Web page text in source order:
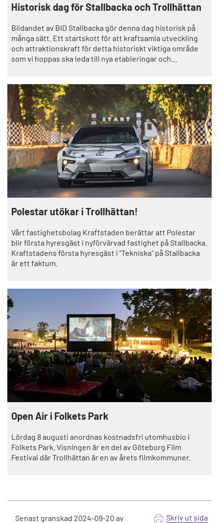
Historisk dag för Stallbacka och Trollhättan
Bildandet av BID Stallbacka gör denna dag historisk på
många sätt. Ett startskott för att kraftsamla utveckling
och attraktionskraft för detta historiskt viktiga område
som vi hoppas ska leda till nya etableringar och
Polestar utökar i Trollhättan!
Vårt fastighetsbolag Kraftstaden berättar att Polestar
blir första hyresgäst i nyförvärvad fastighet på Stallbacka.
Kraftstadens första hyresgäst i ”Tekniska” på Stallbacka
är ett faktum.
Open Air i Folkets Park
Lördag 8 augusti anordnas kostnadsfri utomhusbio i
Folkets Park. Visningen är en del av Göteborg Film
Festival där Trollhättan är en av årets filmkommuner.
Senast granskad 2024-09-20 av
Skriv ut sida